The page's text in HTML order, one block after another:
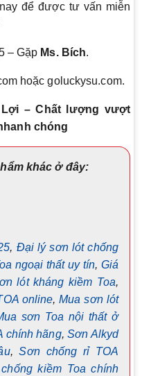
để được tư vấn miễn
– Gặp Ms. Bích.
hoặc goluckysu.com.
– Chất lượng vượt
chóng
khác ở đây:
, Đại lý sơn lót chống
ngoại thất uy tín, Giá
lót kháng kiềm Toa,
online,Mua sơn lót
sơn Toa nội thất ở
chính hãng, Sơn Alkyd
,Sơn chống rỉ TOA
kiềm Toa chính